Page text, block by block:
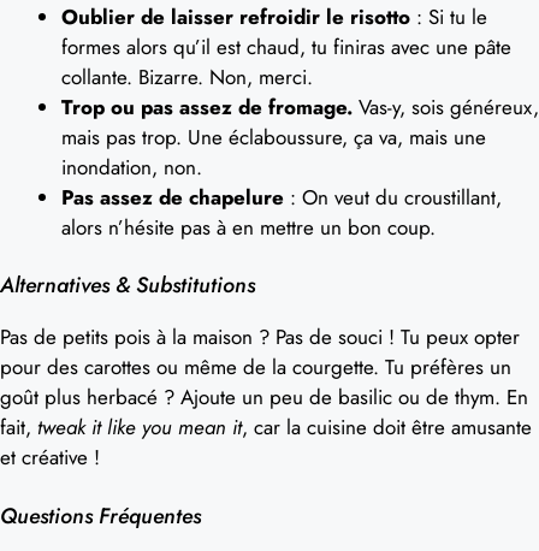
Oublier de laisser refroidir le risotto : Si tu le
formes alors qu’il est chaud, tu finiras avec une pâte
collante. Bizarre. Non, merci.
Trop ou pas assez de fromage. Vas-y, sois généreux,
mais pas trop. Une éclaboussure, ça va, mais une
inondation, non.
Pas assez de chapelure : On veut du croustillant,
alors n’hésite pas à en mettre un bon coup.
Alternatives & Substitutions
Pas de petits pois à la maison ? Pas de souci ! Tu peux opter
pour des carottes ou même de la courgette. Tu préfères un
goût plus herbacé ? Ajoute un peu de basilic ou de thym. En
fait, tweak it like you mean it, car la cuisine doit être amusante
et créative !
Questions Fréquentes